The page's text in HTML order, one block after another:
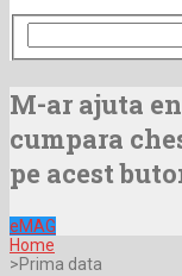
M-ar ajuta
cumpara
pe acest
eMAG
Home
>Prima data